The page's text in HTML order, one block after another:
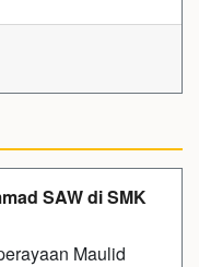
SAW di SMK
Maulid